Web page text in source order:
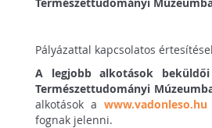
Pályázattal kapcsolatos
A legjobb alkotások
Természettudományi
alkotások awww.vadonleso.hu
fognak jelenni.